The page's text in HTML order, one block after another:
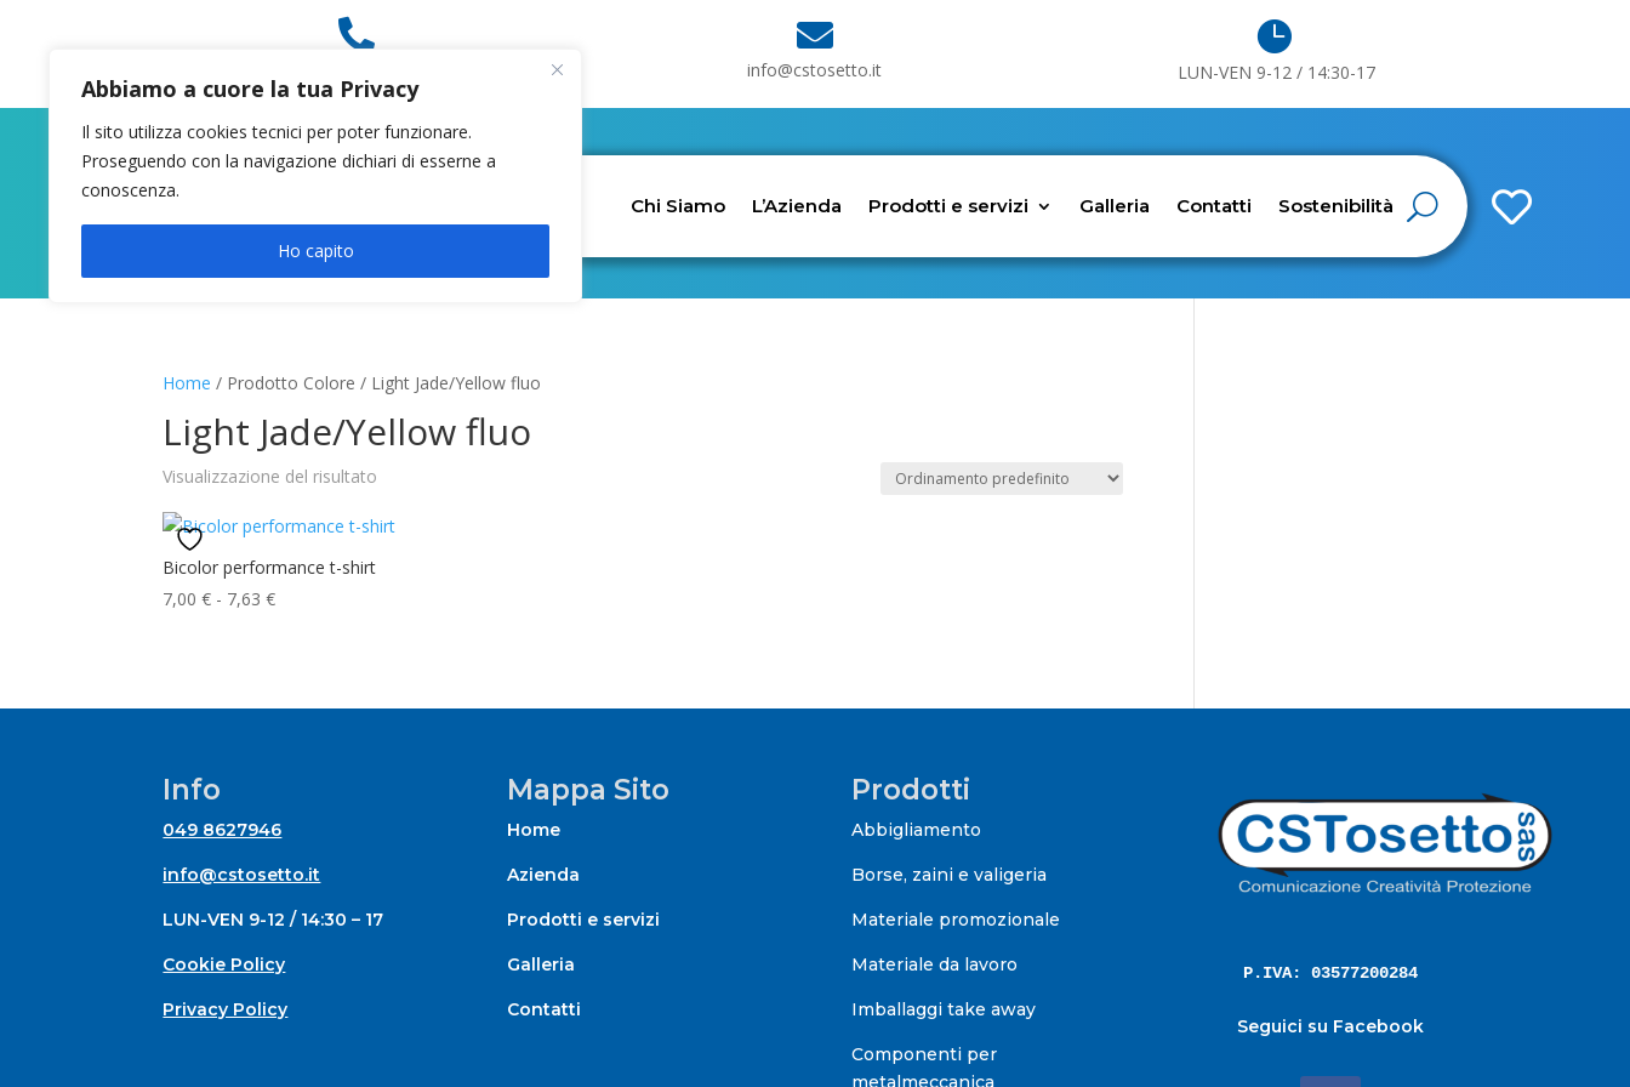
Abbiamo a cuore la tua Privacy
Il sito utilizza cookies tecnici per poter funzionare.
Proseguendo con la navigazione dichiari di esserne a
conoscenza.
Ho capito
 
info@cstosetto.it

LUN-VEN 9-12 / 14:30-17

Chi Siamo L’Azienda Prodotti e servizi Galleria Contatti Sostenibilità
Home / Prodotto Colore / Light Jade/Yellow fluo
Light Jade/Yellow fluo
Visualizzazione del risultato
Bicolor performance t-shirt
7,00€ - 7,63€Fascia
7,00 €
Info
049 8627946
info@cstosetto.it
LUN-VEN 9-12 / 14:30 – 17
Cookie Policy
Privacy Policy
Mappa Sito
Home
Azienda
Prodotti e servizi
Galleria
Contatti
Prodotti
Abbigliamento
Borse, zaini e valigeria
Materiale promozionale
Materiale da lavoro
Imballaggi take away
Componenti per
metalmeccanica
P.IVA: 03577200284
Seguici su Facebook